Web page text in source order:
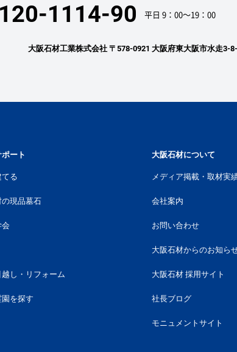
1114-90 平日 9：00〜19：00
大阪石材工業株式会社 〒578-0921 大阪府東大阪市水走3-
ート
てる
の現品墓石
会
越し・リフォーム
を探す
大阪石材について
メディア掲載・取材実
会社案内
お問い合わせ
大阪石材からのお知ら
大阪石材 採用サイト
社長ブログ
モニュメントサイト